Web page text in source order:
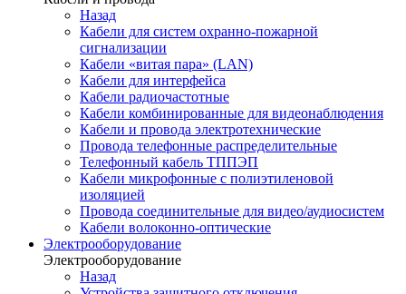
Назад
Кабели для систем охранно-пожарной
сигнализации
Кабели «витая пара» (LAN)
Кабели для интерфейса
Кабели радиочастотные
Кабели комбинированные для видеонаблюдения
Кабели и провода электротехнические
Провода телефонные распределительные
Телефонный кабель ТППЭП
Кабели микрофонные с полиэтиленовой
изоляцией
Провода соединительные для видео/аудиосистем
Кабели волоконно-оптические
Электрооборудование
Электрооборудование
Назад